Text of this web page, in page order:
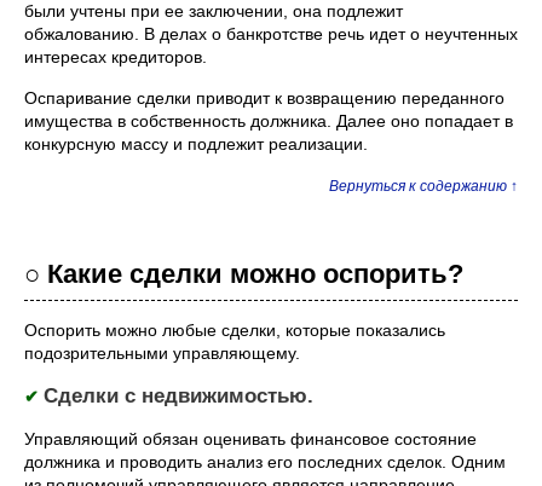
были учтены при ее заключении, она подлежит
обжалованию. В делах о банкротстве речь идет о неучтенных
интересах кредиторов.
Оспаривание сделки приводит к возвращению переданного
имущества в собственность должника. Далее оно попадает в
конкурсную массу и подлежит реализации.
Вернуться к содержанию ↑
○ Какие сделки можно оспорить?
Оспорить можно любые сделки, которые показались
подозрительными управляющему.
✔ Сделки с недвижимостью.
Управляющий обязан оценивать финансовое состояние
должника и проводить анализ его последних сделок. Одним